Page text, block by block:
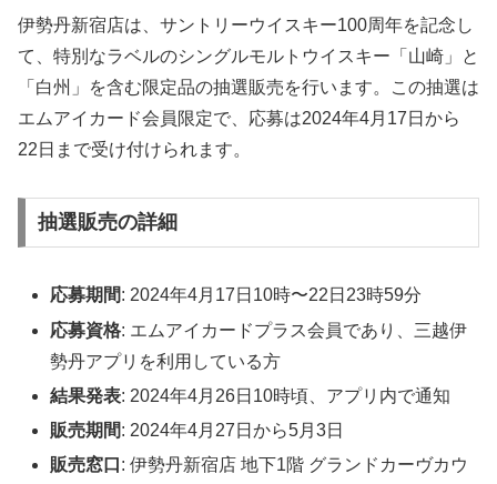
伊勢丹新宿店は、サントリーウイスキー100周年を記念し
て、特別なラベルのシングルモルトウイスキー「山崎」と
「白州」を含む限定品の抽選販売を行います。この抽選は
エムアイカード会員限定で、応募は2024年4月17日から
22日まで受け付けられます。
抽選販売の詳細
応募期間: 2024年4月17日10時〜22日23時59分
応募資格: エムアイカードプラス会員であり、三越伊
勢丹アプリを利用している方
結果発表: 2024年4月26日10時頃、アプリ内で通知
販売期間: 2024年4月27日から5月3日
販売窓口 : 伊勢丹新宿店 地下1階 グランドカーヴカウ